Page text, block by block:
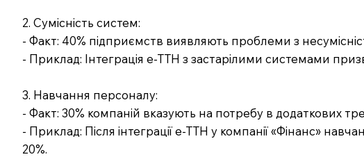
2. Сумісність систем:
- Факт: 40% підприємств виявляють проблеми з
- Приклад: Інтеграція е-ТТН з застарілими системами
3. Навчання персоналу:
- Факт: 30% компаній вказують на потребу в додаткових
- Приклад: Після інтеграції е-ТТН у компанії «Фінанс»
20%.